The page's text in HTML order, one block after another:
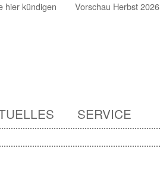
hier kündigen Vorschau Herbst 2026
SERVICE